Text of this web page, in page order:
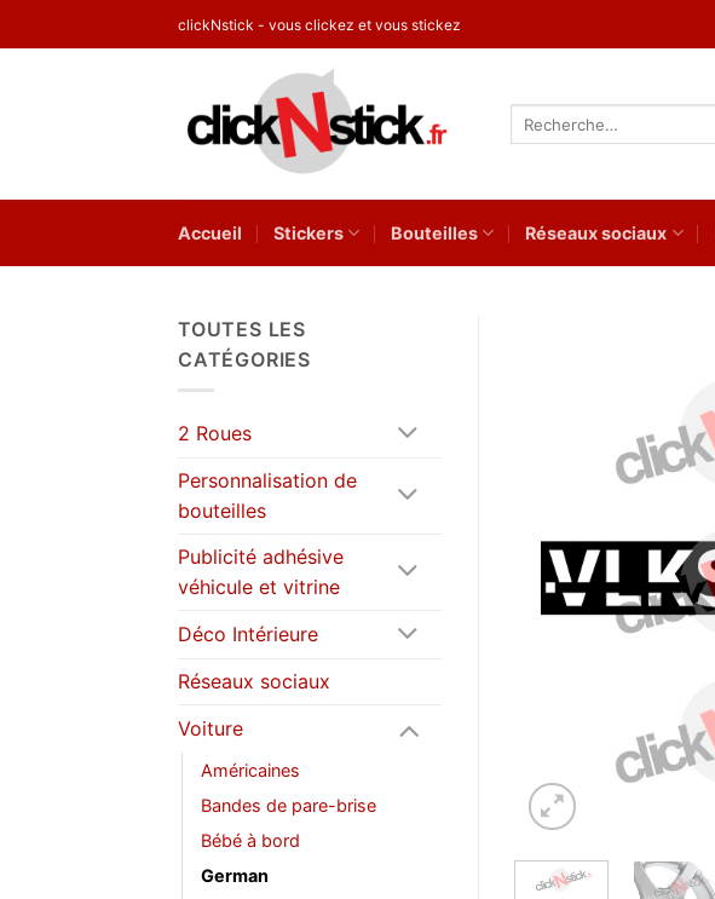
au
clickNstick - vous clickez et vous stickez
Accueil Stickers Bouteilles Réseaux sociaux
TOUTES LES
CATÉGORIES
2 Roues
Personnalisation de
bouteilles
Publicité adhésive
véhicule et vitrine
Déco Intérieure
Réseaux sociaux
Voiture
Américaines
Bandes de pare-brise
Bébé à bord
German